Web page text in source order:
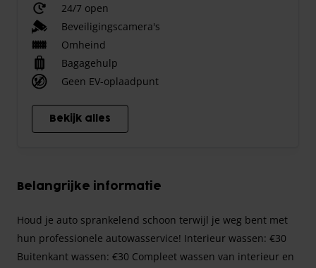
24/7 open
Beveiligingscamera's
Omheind
Bagagehulp
Geen EV-oplaadpunt
Bekijk alles
Belangrijke informatie
Houd je auto sprankelend schoon terwijl je weg bent met
hun professionele autowasservice! Interieur wassen: €30
Buitenkant wassen: €30 Compleet wassen van interieur en